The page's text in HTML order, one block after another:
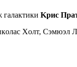
Kpиc
Xoлт, Cэмюэл